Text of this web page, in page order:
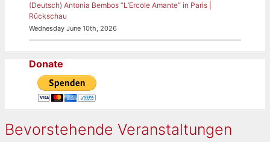
(Deutsch) Antonia Bembos “L’Ercole Amante” in Paris |
Rückschau
Wednesday June 10th, 2026
Donate
Bevorstehende Veranstaltungen